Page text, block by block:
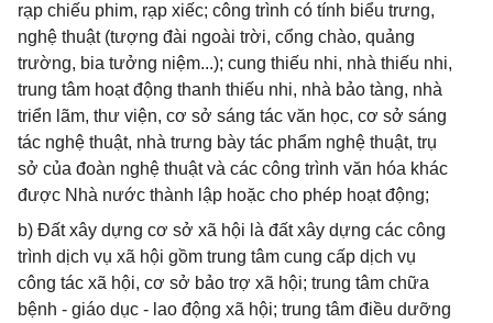
rạp chiếu phim, rạp xiếc; công trình có tính biểu trưng,
nghệ thuật (tượng đài ngoài trời, cổng chào, quảng
trường, bia tưởng niệm...); cung thiếu nhi, nhà thiếu nhi,
trung tâm hoạt động thanh thiếu nhi, nhà bảo tàng, nhà
triển lãm, thư viện, cơ sở sáng tác văn học, cơ sở sáng
tác nghệ thuật, nhà trưng bày tác phẩm nghệ thuật, trụ
sở của đoàn nghệ thuật và các công trình văn hóa khác
được Nhà nước thành lập hoặc cho phép hoạt động;
b) Đất xây dựng cơ sở xã hội là đất xây dựng các công
trình dịch vụ xã hội gồm trung tâm cung cấp dịch vụ
công tác xã hội, cơ sở bảo trợ xã hội; trung tâm chữa
bệnh - giáo dục - lao động xã hội; trung tâm điều dưỡng